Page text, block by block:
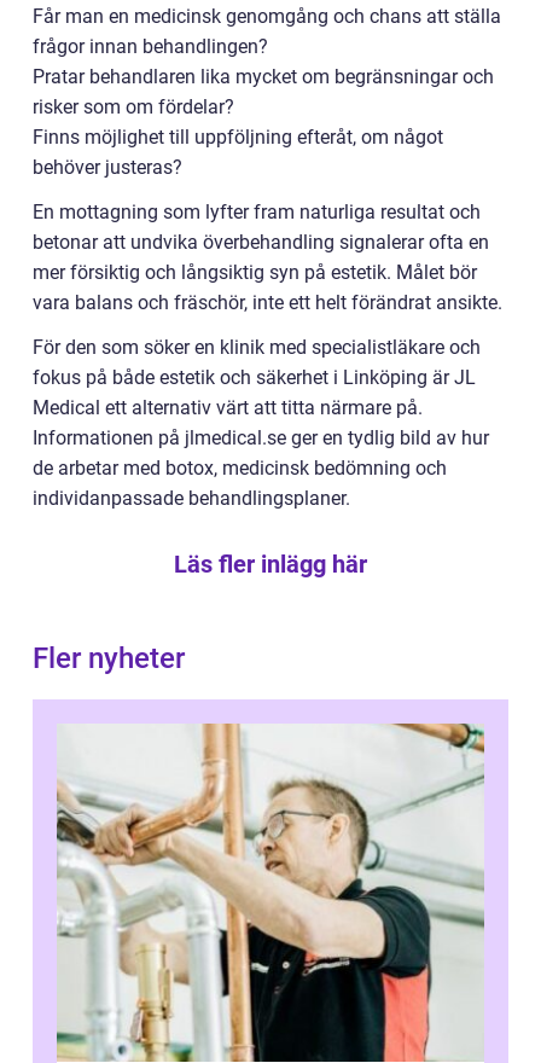
Får man en medicinsk genomgång och chans att ställa
frågor innan behandlingen?
Pratar behandlaren lika mycket om begränsningar och
risker som om fördelar?
Finns möjlighet till uppföljning efteråt, om något
behöver justeras?
En mottagning som lyfter fram naturliga resultat och
betonar att undvika överbehandling signalerar ofta en
mer försiktig och långsiktig syn på estetik. Målet bör
vara balans och fräschör, inte ett helt förändrat ansikte.
För den som söker en klinik med specialistläkare och
fokus på både estetik och säkerhet i Linköping är JL
Medical ett alternativ värt att titta närmare på.
Informationen på jlmedical.se ger en tydlig bild av hur
de arbetar med botox, medicinsk bedömning och
individanpassade behandlingsplaner.
Läs fler inlägg här
Fler nyheter